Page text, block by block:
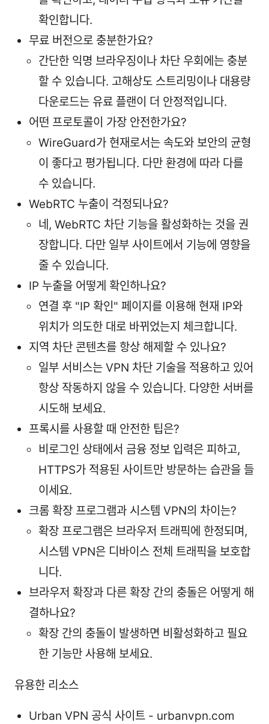
확인합니다.
무료 버전으로 충분한가요?
간단한 익명 브라우징이나 차단 우회에는 충분
할 수 있습니다. 고해상도 스트리밍이나 대용량
다운로드는 유료 플랜이 더 안정적입니다.
어떤 프로토콜이 가장 안전한가요?
WireGuard가 현재로서는 속도와 보안의 균형
이 좋다고 평가됩니다. 다만 환경에 따라 다를
수 있습니다.
WebRTC 누출이 걱정되나요?
네, WebRTC 차단 기능을 활성화하는 것을 권
장합니다. 다만 일부 사이트에서 기능에 영향을
줄 수 있습니다.
IP 누출을 어떻게 확인하나요?
연결 후 "IP 확인" 페이지를 이용해 현재 IP와
위치가 의도한 대로 바뀌었는지 체크합니다.
지역 차단 콘텐츠를 항상 해제할 수 있나요?
일부 서비스는 VPN 차단 기술을 적용하고 있어
항상 작동하지 않을 수 있습니다. 다양한 서버를
시도해 보세요.
프록시를 사용할 때 안전한 팁은?
비로그인 상태에서 금융 정보 입력은 피하고,
HTTPS가 적용된 사이트만 방문하는 습관을 들
이세요.
크롬 확장 프로그램과 시스템 VPN의 차이는?
확장 프로그램은 브라우저 트래픽에 한정되며,
시스템 VPN은 디바이스 전체 트래픽을 보호합
니다.
브라우저 확장과 다른 확장 간의 충돌은 어떻게 해
결하나요?
확장 간의 충돌이 발생하면 비활성화하고 필요
한 기능만 사용해 보세요.
유용한 리소스
Urban VPN 공식 사이트 - urbanvpn.com